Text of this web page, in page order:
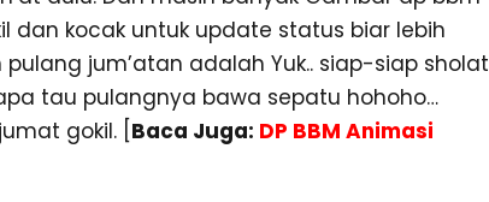
dan kocak untuk update status biar lebih
jum’atan adalah Yuk.. siap-siap sholat
tau pulangnya bawa sepatu hohoho…
gokil. [ Baca Juga: DP BBM Animasi